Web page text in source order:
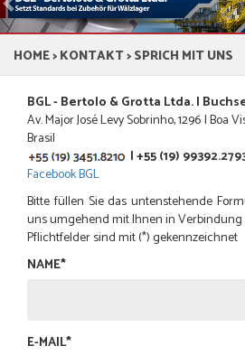
HOME>KONTAKT> SPRICH MIT UNS
BGL - Bertolo & Grotta Ltda. |
Av. Major José Levy Sobrinho, 1296 | Boa
Brasil
| +55 (19)
Facebook BGL
Bitte füllen Sie das untenstehende
uns umgehend mit Ihnen in Verbindung
Pflichtfelder sind mit (*) gekennzeichnet
NAME*
E-MAIL*